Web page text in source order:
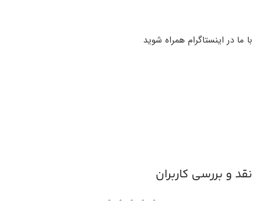
با ما در اینستاگرام همراه شوید
نقد و بررسی کاربران